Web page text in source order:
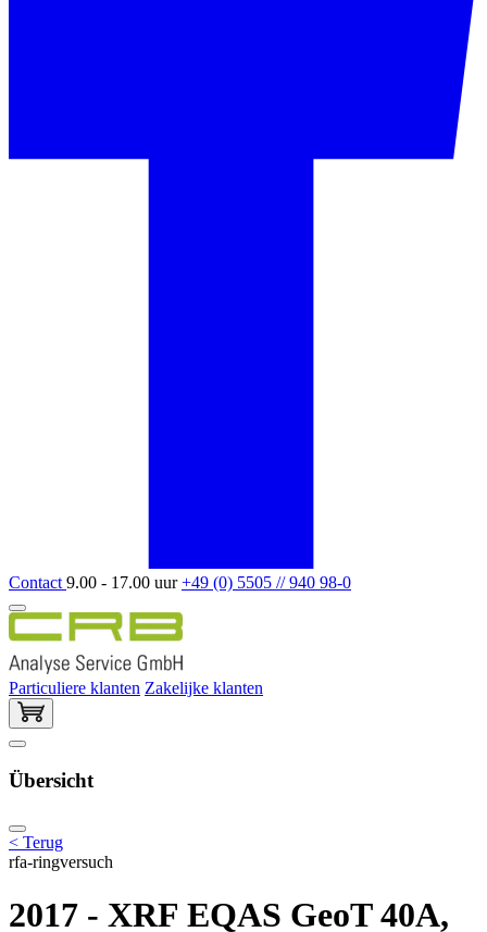
Contact 9.00 - 17.00 uur+49 (0) 5505 // 940 98-0
Particuliere klanten Zakelijke klanten
Übersicht
< Terug
rfa-ringversuch
2017 - XRF EQAS GeoT 40A,